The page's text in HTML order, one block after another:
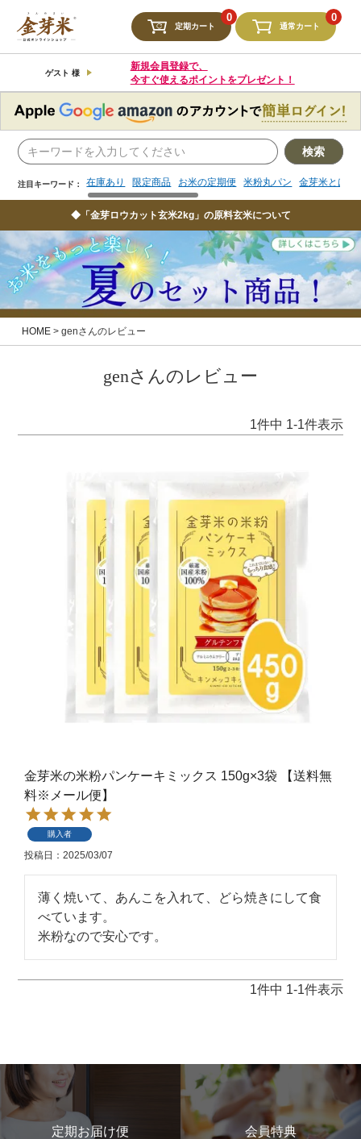
定期カート
0
通常カート
0
ゲスト 様
新規会員登録で、
今すぐ使えるポイントをプレゼント！
検索
注目キーワード： 在庫あり 限定商品 お米の定期便 米粉丸パン 金芽米とは
注目キーワード： 限定商品 お米の定期便 米粉丸パン 金芽米とは
◆「金芽ロウカット玄米2kg」の原料玄米について
HOME genさんのレビュー
genさんのレビュー
1件中 1-1件表示
金芽米の米粉パンケーキミックス 150g×3袋 【送料無
料※メール便】
購入者
投稿日 2025/03/07
薄く焼いて、あんこを入れて、どら焼きにして食
べています。
米粉なので安心です。
1件中 1-1件表示
定期お届け便
会員特典